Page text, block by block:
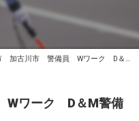
川市 警備員 Wワーク D＆M警備保障では警備員募集中です
ワーク D＆M警備